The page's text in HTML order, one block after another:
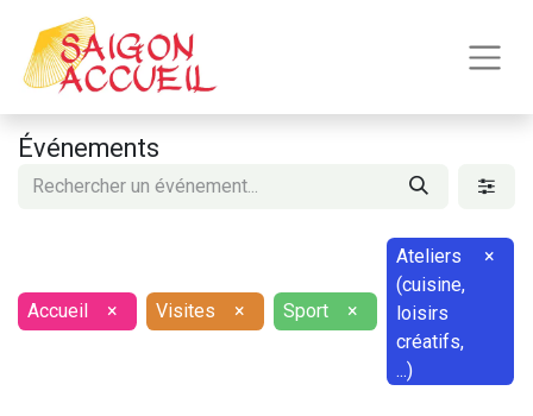
Événements
Accueil × Visites × Sport ×
Ateliers
(cuisine,
loisirs
créatifs,
...)
×